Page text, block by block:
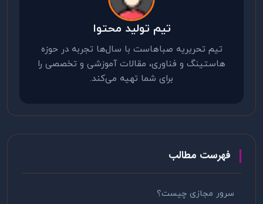
تیم تولید محتوا
تیم تحریریه صباهاست با سال‌ها تجربه در حوزه
هاستینگ و فناوری، مقالات آموزشی و تخصصی را
برای شما تهیه می‌کند.
فهرست مطالب
سرور مجازی چیست؟